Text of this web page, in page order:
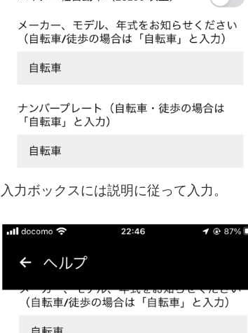
入力ボックスには説明に従って入力。